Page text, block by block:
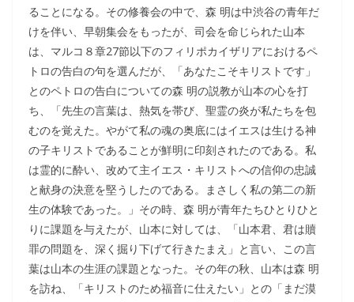
ることになる。その修養会の中で、森 明は中渋谷の青年だ
けを伴い、早朝集会をもったが、司会を命じられた山本
は、マルコ８章27節以下のフィリポカイザリアにおけるペ
トロの告白の句を選んだが、「あなたこそキリストです」
とのペトロの告白についての森 明の説教が山本の心を打
ち、「先生の言葉は、熱気を帯び、聖霊の炎が私たちを包
むのを覚えた。やがて私の魂の奥底にはイエスは生ける神
の子キリストであることが鮮明に印刻されたのである。私
は霊的に酔い、改めて主イエス・キリストへの信仰の忠誠
と献身の決意を堅うしたのである。まさしく私の第二の新
生の体験であった。」その時、森 明が青年たちひとりひと
りに課題を与えたが、山本に対しては、「山本君、君は贖
罪の問題を、深く掘り下げて行きたまえ」と言い、この言
葉は山本の生涯の課題となった。その年の秋、山本は森 明
を訪ね、「キリストのため福音に仕えたい」との「まだ漠